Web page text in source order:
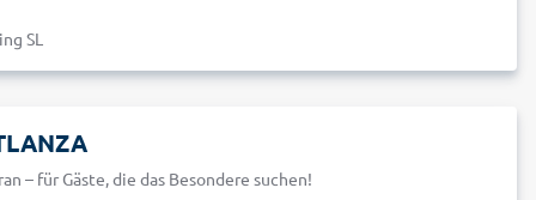
SL
– für Gäste, die das Besondere suchen!